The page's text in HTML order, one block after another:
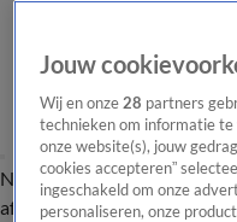
Nieuws van de DagOpinie
afleveringVideo's Nieuws
Jouw
Wij en onze28 partners
technieken om informatie
onze website(s), jouw
cookies accepteren”
ingeschakeld om onze
personaliseren, onze